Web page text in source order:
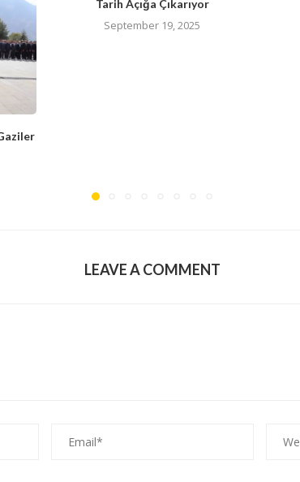
Tarih Açığa Çıkarıyor
September 19, 2025
LEAVE A COMMENT